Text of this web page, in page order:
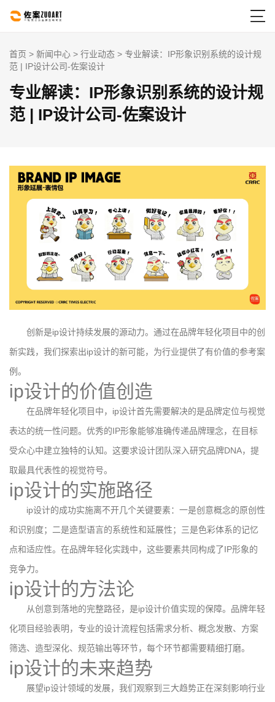

首页 > 新闻中心 > 行业动态 > 专业解读：IP形象识别系统的设计规
范 | IP设计公司-佐案设计
专业解读：IP形象识别系统的设计规
范 | IP设计公司-佐案设计
创新是ip设计持续发展的源动力。通过在品牌年轻化项目中的创
新实践，我们探索出ip设计的新可能，为行业提供了有价值的参考案
例。
ip设计的价值创造
在品牌年轻化项目中，ip设计首先需要解决的是品牌定位与视觉
表达的统一性问题。优秀的IP形象能够准确传递品牌理念，在目标
受众心中建立独特的认知。这要求设计团队深入研究品牌DNA，提
取最具代表性的视觉符号。
ip设计的实施路径
ip设计的成功实施离不开几个关键要素：一是创意概念的原创性
和识别度；二是造型语言的系统性和延展性；三是色彩体系的记忆
点和适应性。在品牌年轻化实践中，这些要素共同构成了IP形象的
竞争力。
ip设计的方法论
从创意到落地的完整路径，是ip设计价值实现的保障。品牌年轻
化项目经验表明，专业的设计流程包括需求分析、概念发散、方案
筛选、造型深化、规范输出等环节，每个环节都需要精细打磨。
ip设计的未来趋势
展望ip设计领域的发展，我们观察到三大趋势正在深刻影响行业